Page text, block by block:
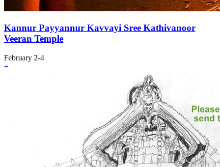
Kannur Payyannur Kavvayi Sree Kathivanoor
Veeran Temple
February 2-4
+